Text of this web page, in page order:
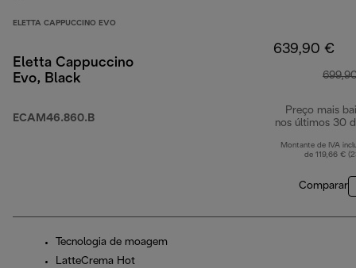
ELETTA CAPPUCCINO EVO
Eletta Cappuccino
Evo, Black
ECAM46.860.B
639,90 €
Preço mais
nos últimos 30
Montante de IVA
de 119,66 €
Comparar
Tecnologia de moagem
LatteCrema Hot